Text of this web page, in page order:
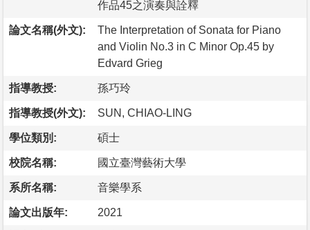
作品45之演奏與詮釋
論文名稱(外文):
The Interpretation of Sonata for Piano
and Violin No.3 in C Minor Op.45 by
Edvard Grieg
指導教授: 孫巧玲
指導教授(外文): SUN, CHIAO-LING
學位類別: 碩士
校院名稱: 國立臺灣藝術大學
系所名稱: 音樂學系
論文出版年: 2021